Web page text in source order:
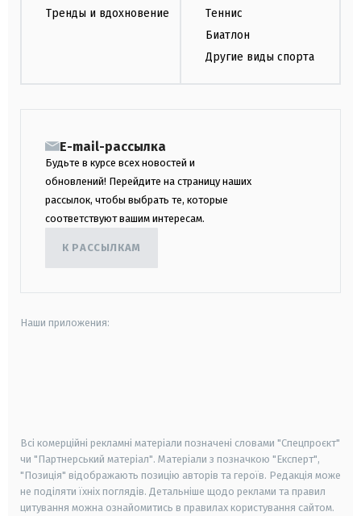
Тренды и вдохновение
Теннис
Биатлон
Другие виды спорта
E-mail-рассылка
Будьте в курсе всех новостей и
обновлений! Перейдите на страницу наших
рассылок, чтобы выбрать те, которые
соответствуют вашим интересам.
К РАССЫЛКАМ
Наши приложения:
Всі комерційні рекламні матеріали позначені словами "Спецпроєкт"
чи "Партнерський матеріал". Матеріали з позначкою "Експерт",
"Позиція" відображають позицію авторів та героїв. Редакція може
не поділяти їхніх поглядів. Детальніше щодо реклами та правил
цитування можна ознайомитись в правилах користування сайтом.